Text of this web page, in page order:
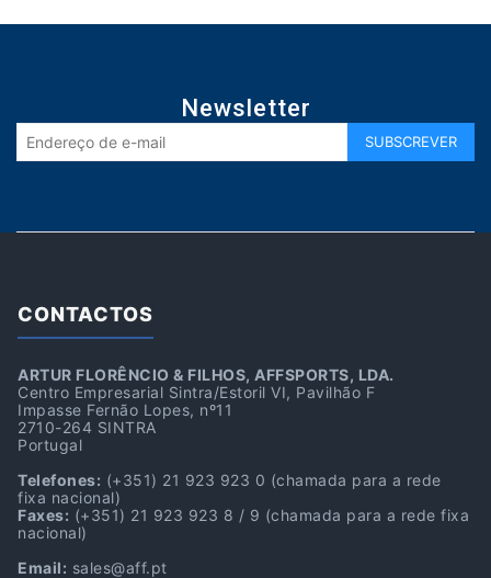
Newsletter
CONTACTOS
ARTUR FLORÊNCIO & FILHOS, AFFSPORTS, LDA.
Centro Empresarial Sintra/Estoril VI, Pavilhão F
Impasse Fernão Lopes, nº11
2710-264 SINTRA
Portugal
Telefones: (+351) 21 923 923 0 (chamada para a rede
fixa nacional)
Faxes: (+351) 21 923 923 8 / 9 (chamada para a rede fixa
nacional)
Email: sales@aff.pt